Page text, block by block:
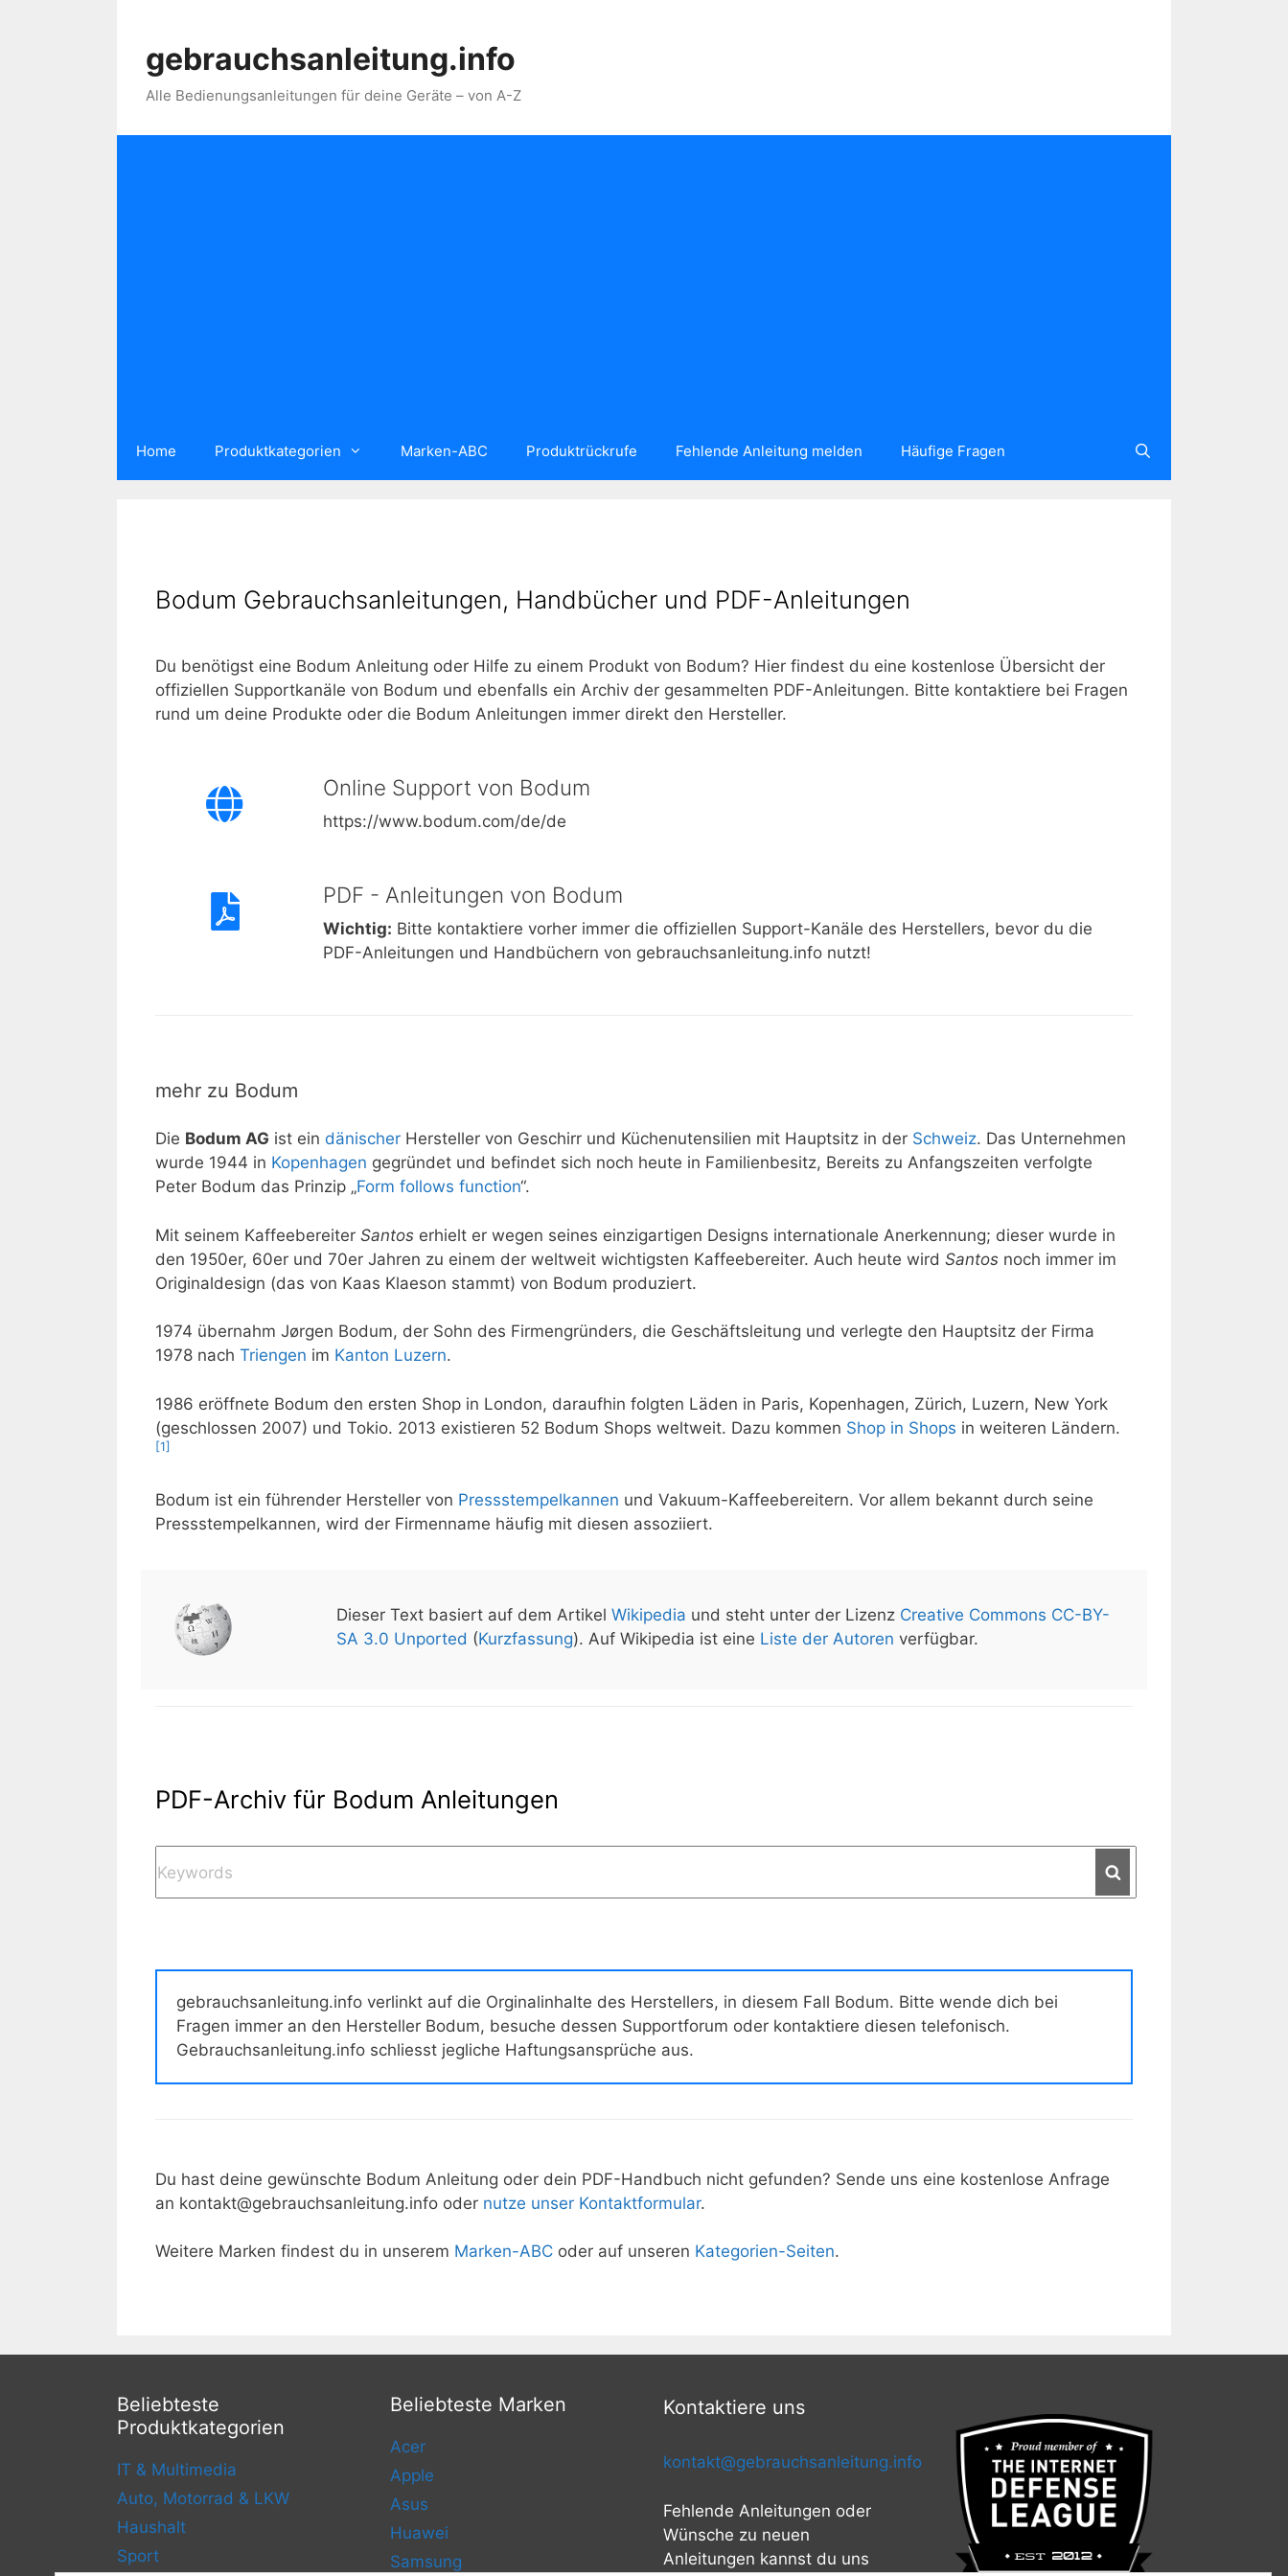
gebrauchsanleitung.info
Alle Bedienungsanleitungen für deine Geräte – von A-Z
Home Produktkategorien Marken-ABC Produktrückrufe Fehlende Anleitung melden Häufige Fragen
Bodum Gebrauchsanleitungen, Handbücher und PDF-Anleitungen
Du benötigst eine Bodum Anleitung oder Hilfe zu einem Produkt von Bodum? Hier findest du eine kostenlose Übersicht der
offiziellen Supportkanäle von Bodum und ebenfalls ein Archiv der gesammelten PDF-Anleitungen. Bitte kontaktiere bei Fragen
rund um deine Produkte oder die Bodum Anleitungen immer direkt den Hersteller.
Online Support von Bodum
https://www.bodum.com/de/de
PDF - Anleitungen von Bodum
Wichtig: Bitte kontaktiere vorher immer die offiziellen Support-Kanäle des Herstellers, bevor du die
PDF-Anleitungen und Handbüchern von gebrauchsanleitung.info nutzt!
mehr zu Bodum
Die Bodum AG ist ein dänischer Hersteller von Geschirr und Küchenutensilien mit Hauptsitz in der Schweiz. Das Unternehmen
wurde 1944 in Kopenhagen gegründet und befindet sich noch heute in Familienbesitz, Bereits zu Anfangszeiten verfolgte
Peter Bodum das Prinzip „Form follows function“.
Mit seinem Kaffeebereiter Santos erhielt er wegen seines einzigartigen Designs internationale Anerkennung; dieser wurde in
den 1950er, 60er und 70er Jahren zu einem der weltweit wichtigsten Kaffeebereiter. Auch heute wird Santos noch immer im
Originaldesign (das von Kaas Klaeson stammt) von Bodum produziert.
1974 übernahm Jørgen Bodum, der Sohn des Firmengründers, die Geschäftsleitung und verlegte den Hauptsitz der Firma
1978 nach Triengen im Kanton Luzern.
1986 eröffnete Bodum den ersten Shop in London, daraufhin folgten Läden in Paris, Kopenhagen, Zürich, Luzern, New York
(geschlossen 2007) und Tokio. 2013 existieren 52 Bodum Shops weltweit. Dazu kommen Shop in Shops in weiteren Ländern.
[1]
Bodum ist ein führender Hersteller von Pressstempelkannen und Vakuum-Kaffeebereitern. Vor allem bekannt durch seine
Pressstempelkannen, wird der Firmenname häufig mit diesen assoziiert.
Dieser Text basiert auf dem Artikel Wikipedia und steht unter der Lizenz Creative Commons CC-BY-
SA 3.0 Unported (Kurzfassung). Auf Wikipedia ist eine Liste der Autoren verfügbar.
PDF-Archiv für Bodum Anleitungen
Search
gebrauchsanleitung.info verlinkt auf die Orginalinhalte des Herstellers, in diesem Fall Bodum. Bitte wende dich bei
Fragen immer an den Hersteller Bodum, besuche dessen Supportforum oder kontaktiere diesen telefonisch.
Gebrauchsanleitung.info schliesst jegliche Haftungsansprüche aus.
Du hast deine gewünschte Bodum Anleitung oder dein PDF-Handbuch nicht gefunden? Sende uns eine kostenlose Anfrage
an kontakt@gebrauchsanleitung.info oder nutze unser Kontaktformular.
Weitere Marken findest du in unserem Marken-ABC oder auf unseren Kategorien-Seiten.
Beliebteste
Produktkategorien
IT & Multimedia
Auto, Motorrad & LKW
Haushalt
Sport
Beliebteste Marken
Acer
Apple
Asus
Huawei
Samsung
Kontaktiere uns
kontakt@gebrauchsanleitung.info
Fehlende Anleitungen oder
Wünsche zu neuen
Anleitungen kannst du uns